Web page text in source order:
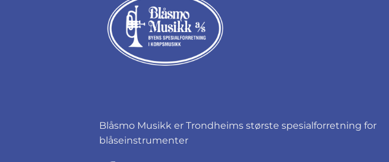
Blåsmo Musikk er Trondheims største spesialforretning for
blåseinstrumenter